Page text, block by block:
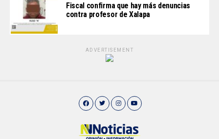
Fiscal confirma que hay más denuncias
contra profesor de Xalapa
ADVERTISEMENT